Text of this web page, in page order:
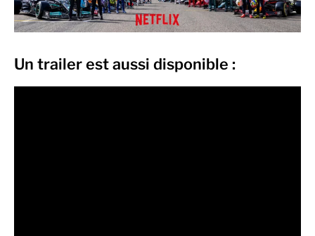
Un trailer est aussi disponible :